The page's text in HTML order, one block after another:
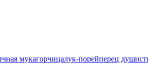
мукагорчицалук-порейперец